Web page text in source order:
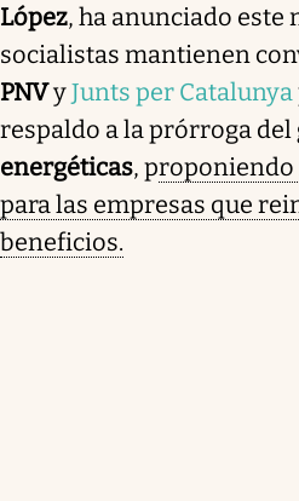
López, ha anunciado este
socialistas mantienen
PNVyJunts per Catalunya
respaldo a la prórroga del
energéticas, proponiendo
para las empresas que
beneficios.